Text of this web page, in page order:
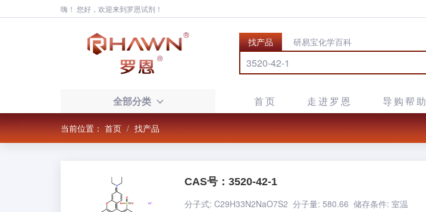
嗨！ 您好，欢迎来到罗恩试剂！
找产品 研易宝化学百科
全部分类 首页 走进罗恩 导购帮助
当前位置：首页 找产品
CAS号：3520-42-1
分子式: C29H33N2NaO7S2 分子量: 580.66 储存条件: 室温